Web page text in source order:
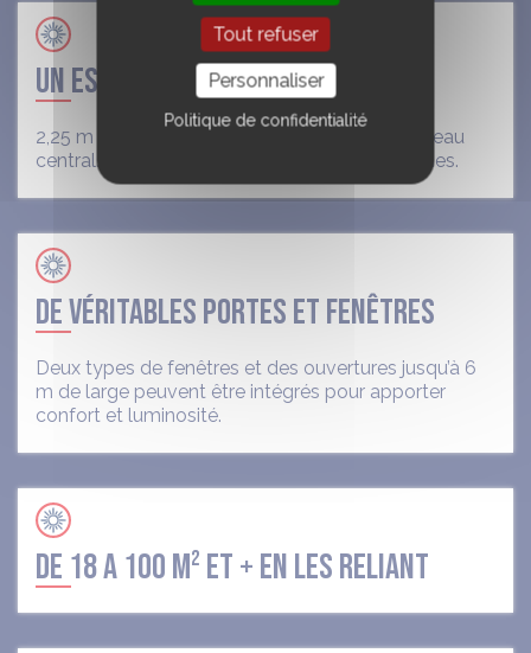
UN ESPACE LIBRE
2,25 m de mur, jusqu’à 5 m au centre, sans poteau
central… un espace libéré pour toutes vos envies.
DE VÉRITABLES PORTES ET FENÊTRES
Deux types de fenêtres et des ouvertures jusqu’à 6
m de large peuvent être intégrés pour apporter
confort et luminosité.
DE 18 A 100 M² ET + EN LES RELIANT
Tout refuser
Personnaliser
Politique de confidentialité